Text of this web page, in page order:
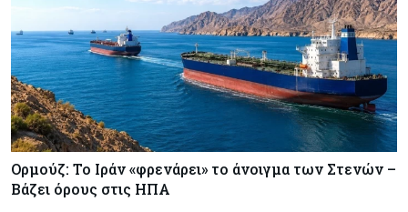
Ορμούζ: Το Ιράν «φρενάρει» το άνοιγμα των Στενών –
Βάζει όρους στις ΗΠΑ